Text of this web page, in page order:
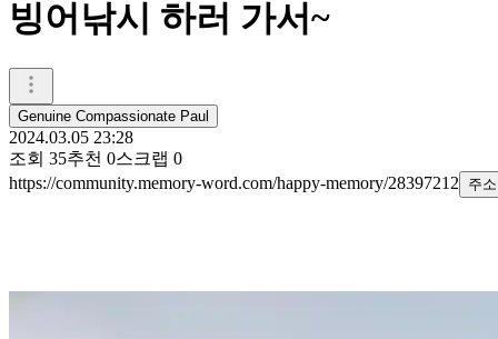
빙어낚시 하러 가서~
Genuine Compassionate Paul
2024.03.05 23:28
조회 35추천 0스크랩 0
https://community.memory-word.com/happy-memory/28397212
주